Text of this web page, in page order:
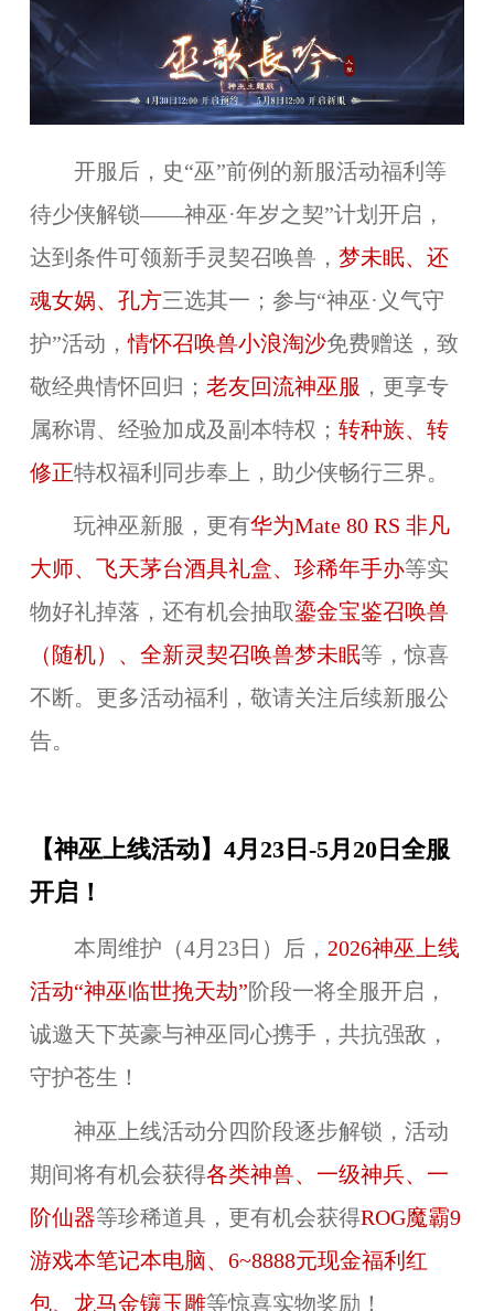
开服后，史“巫”前例的新服活动福利等
待少侠解锁——神巫·年岁之契”计划开启，
达到条件可领新手灵契召唤兽， 梦未眠、还
魂女娲、孔方三选其一；参与“神巫·义气守
护”活动，情怀召唤兽小浪淘沙免费赠送，致
敬经典情怀回归； 老友回流神巫服 ，更享专
属称谓、经验加成及副本特权； 转种族、转
修正特权福利同步奉上，助少侠畅行三界。
玩神巫新服，更有华为Mate 80 RS 非凡
大师、飞天茅台酒具礼盒、珍稀年手办等实
物好礼掉落，还有机会抽取鎏金宝鉴召唤兽
（随机）、全新灵契召唤兽梦未眠等，惊喜
不断。更多活动福利，敬请关注后续新服公
告。
【神巫上线活动】4月23日-5月20日全服
开启！
本周维护（4月23日）后， 2026神巫上线
活动“神巫临世挽天劫”阶段一将全服开启，
诚邀天下英豪与神巫同心携手，共抗强敌，
守护苍生！
神巫上线活动分四阶段逐步解锁，活动
期间将有机会获得各类神兽、一级神兵、一
阶仙器等珍稀道具，更有机会获得ROG魔霸9
游戏本笔记本电脑、6~8888元现金福利红
包、龙马金镶玉雕等惊喜实物奖励！